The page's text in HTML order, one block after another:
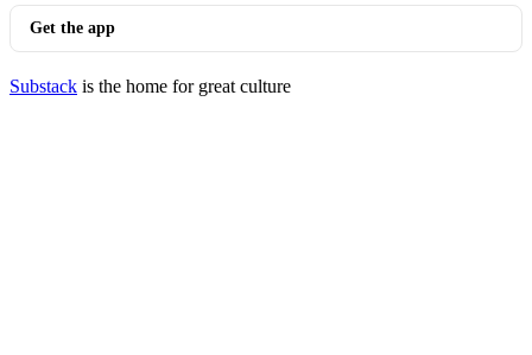
Get the app
Substack is the home for great culture